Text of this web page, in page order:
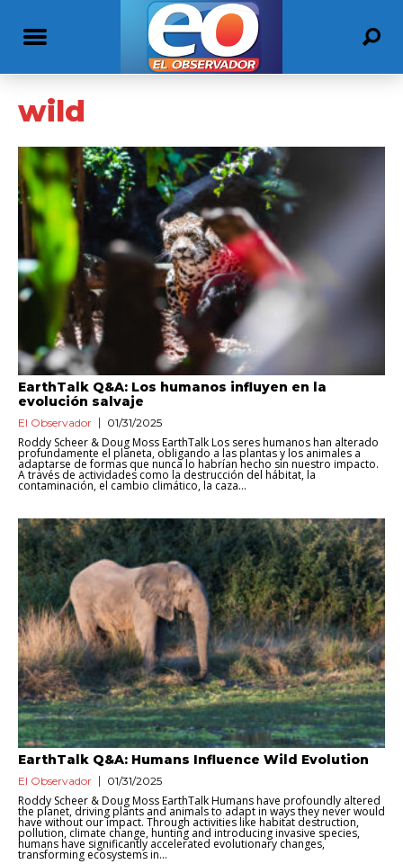
wild
EarthTalk Q&A: Los humanos influyen en la
evolución salvaje
El Observador 01/31/2025
Roddy Scheer & Doug Moss EarthTalk Los seres humanos han alterado
profundamente el planeta, obligando a las plantas y los animales a
adaptarse de formas que nunca lo habrían hecho sin nuestro impacto.
A través de actividades como la destrucción del hábitat, la
contaminación, el cambio climático, la caza...
EarthTalk Q&A: Humans Influence Wild Evolution
El Observador 01/31/2025
Roddy Scheer & Doug Moss EarthTalk Humans have profoundly altered
the planet, driving plants and animals to adapt in ways they never would
have without our impact. Through activities like habitat destruction,
pollution, climate change, hunting and introducing invasive species,
humans have significantly accelerated evolutionary changes,
transforming ecosystems in...